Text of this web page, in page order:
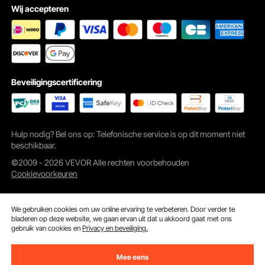
Hoe plat te worden
Je kunt op verschillende manieren kiezen om het placemat plat te maken. B.
Blaas de hitte uit met een haardroger, stel het bloot aan de zon, laat het in
heet water weken of plaats zware voorwerpen om luchtbellen te voorkomen
die de schoonheid van uw meubeloppervlakken aantasten.
Wij accepteren
Beveiligingscertificering
Hulp nodig? Bel ons op: Telefonische service is op dit moment niet
beschikbaar.
©2009 - 2026 VEVOR Alle rechten voorbehouden
Cookievoorkeuren
We gebruiken cookies om uw online ervaring te verbeteren. Door verder te
bladeren op deze website, we gaan ervan uit dat u akkoord gaat met ons
gebruik van cookies enPrivacy en beveiliging.
Mee eens